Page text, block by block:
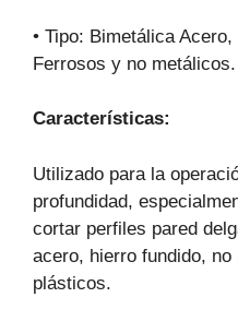
• Tipo: Bimetálica
Ferrosos y no metálicos.
Características:
Utilizado para la
profundidad,
cortar perfiles pared
acero, hierro fundido,
plásticos.